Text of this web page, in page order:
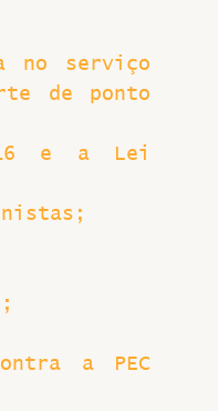
no serviço
de ponto
e a Lei
a PEC